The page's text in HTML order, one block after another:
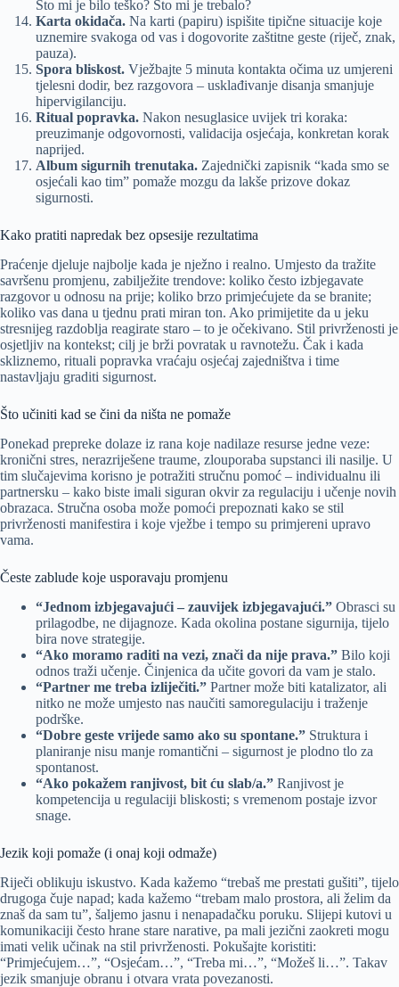
Što mi je bilo teško? Što mi je trebalo?
Karta okidača. Na karti (papiru) ispišite tipične situacije koje
uznemire svakoga od vas i dogovorite zaštitne geste (riječ, znak,
pauza).
Spora bliskost. Vježbajte 5 minuta kontakta očima uz umjereni
tjelesni dodir, bez razgovora – usklađivanje disanja smanjuje
hipervigilanciju.
Ritual popravka. Nakon nesuglasice uvijek tri koraka:
preuzimanje odgovornosti, validacija osjećaja, konkretan korak
naprijed.
Album sigurnih trenutaka. Zajednički zapisnik “kada smo se
osjećali kao tim” pomaže mozgu da lakše prizove dokaz
sigurnosti.
Kako pratiti napredak bez opsesije rezultatima
Praćenje djeluje najbolje kada je nježno i realno. Umjesto da tražite
savršenu promjenu, zabilježite trendove: koliko često izbjegavate
razgovor u odnosu na prije; koliko brzo primjećujete da se branite;
koliko vas dana u tjednu prati miran ton. Ako primijetite da u jeku
stresnijeg razdoblja reagirate staro – to je očekivano. Stil privrženosti je
osjetljiv na kontekst; cilj je brži povratak u ravnotežu. Čak i kada
skliznemo, rituali popravka vraćaju osjećaj zajedništva i time
nastavljaju graditi sigurnost.
Što učiniti kad se čini da ništa ne pomaže
Ponekad prepreke dolaze iz rana koje nadilaze resurse jedne veze:
kronični stres, nerazriješene traume, zlouporaba supstanci ili nasilje. U
tim slučajevima korisno je potražiti stručnu pomoć – individualnu ili
partnersku – kako biste imali siguran okvir za regulaciju i učenje novih
obrazaca. Stručna osoba može pomoći prepoznati kako se stil
privrženosti manifestira i koje vježbe i tempo su primjereni upravo
vama.
Česte zablude koje usporavaju promjenu
“Jednom izbjegavajući – zauvijek izbjegavajući.” Obrasci su
prilagodbe, ne dijagnoze. Kada okolina postane sigurnija, tijelo
bira nove strategije.
“Ako moramo raditi na vezi, znači da nije prava.” Bilo koji
odnos traži učenje. Činjenica da učite govori da vam je stalo.
“Partner me treba izliječiti.” Partner može biti katalizator, ali
nitko ne može umjesto nas naučiti samoregulaciju i traženje
podrške.
“Dobre geste vrijede samo ako su spontane.” Struktura i
planiranje nisu manje romantični – sigurnost je plodno tlo za
spontanost.
“Ako pokažem ranjivost, bit ću slab/a.” Ranjivost je
kompetencija u regulaciji bliskosti; s vremenom postaje izvor
snage.
Jezik koji pomaže (i onaj koji odmaže)
Riječi oblikuju iskustvo. Kada kažemo “trebaš me prestati gušiti”, tijelo
drugoga čuje napad; kada kažemo “trebam malo prostora, ali želim da
znaš da sam tu”, šaljemo jasnu i nenapadačku poruku. Slijepi kutovi u
komunikaciji često hrane stare narative, pa mali jezični zaokreti mogu
imati velik učinak na stil privrženosti. Pokušajte koristiti:
“Primjećujem…”, “Osjećam…”, “Treba mi…”, “Možeš li…”. Takav
jezik smanjuje obranu i otvara vrata povezanosti.